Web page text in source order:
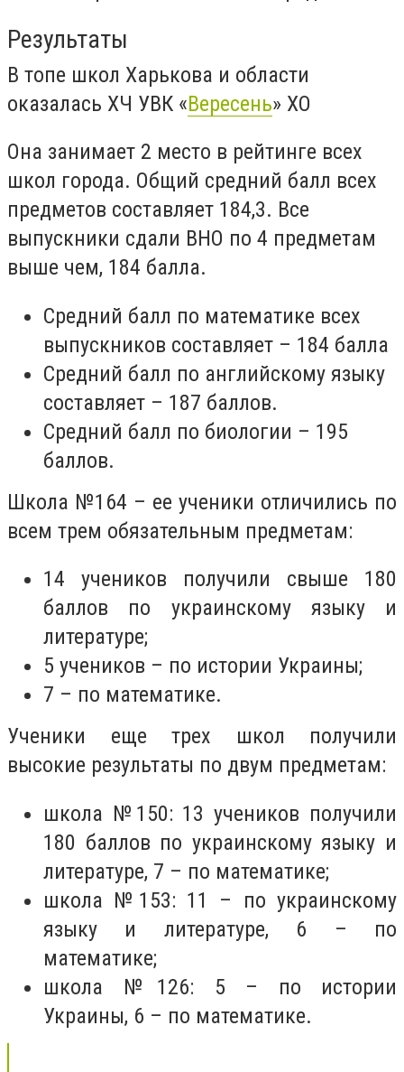
Результаты
В топе школ Харькова и области
оказалась ХЧ УВК «Вересень» ХО
Она занимает 2 место в рейтинге всех
школ города. Общий средний балл всех
предметов составляет 184,3. Все
выпускники сдали ВНО по 4 предметам
выше чем, 184 балла.
Средний балл по математике всех
выпускников составляет – 184 балла
Средний балл по английскому языку
составляет – 187 баллов.
Средний балл по биологии – 195
баллов.
Школа №164 – ее ученики отличились по
всем трем обязательным предметам:
14 учеников получили свыше 180
баллов по украинскому языку и
литературе;
5 учеников – по истории Украины;
7 – по математике.
Ученики еще трех школ получили
высокие результаты по двум предметам:
школа №150: 13 учеников получили
180 баллов по украинскому языку и
литературе, 7 – по математике;
школа №153: 11 – по украинскому
языку и литературе, 6 – по
математике;
школа №126: 5 – по истории
Украины, 6 – по математике.